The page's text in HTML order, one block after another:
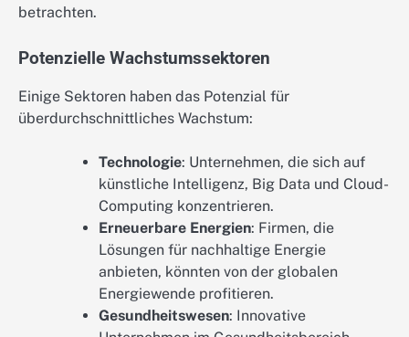
betrachten.
Potenzielle Wachstumssektoren
Einige Sektoren haben das Potenzial für
überdurchschnittliches Wachstum:
Technologie: Unternehmen, die sich auf
künstliche Intelligenz, Big Data und Cloud-
Computing konzentrieren.
Erneuerbare Energien: Firmen, die
Lösungen für nachhaltige Energie
anbieten, könnten von der globalen
Energiewende profitieren.
Gesundheitswesen: Innovative